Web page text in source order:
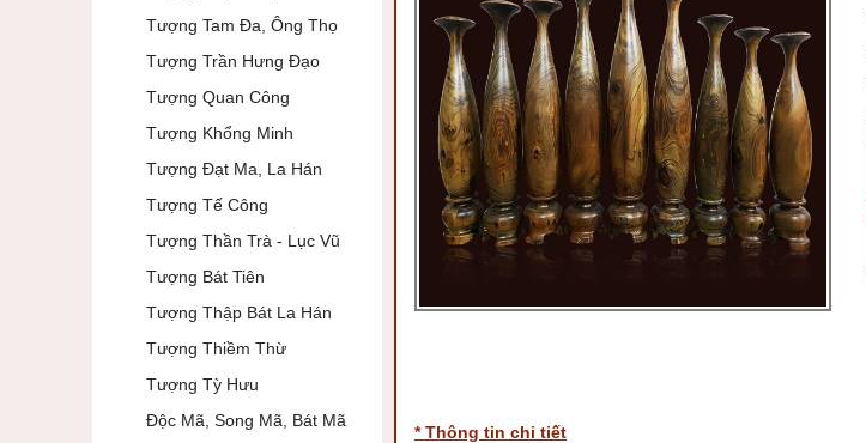
Tượng Tam Đa, Ông Thọ
Tượng Trần Hưng Đạo
Tượng Quan Công
Tượng Khổng Minh
Tượng Đạt Ma, La Hán
Tượng Tế Công
Tượng Thần Trà - Lục Vũ
Tượng Bát Tiên
Tượng Thập Bát La Hán
Tượng Thiềm Thừ
Tượng Tỳ Hưu
Độc Mã, Song Mã, Bát Mã
* Thông tin chi tiết